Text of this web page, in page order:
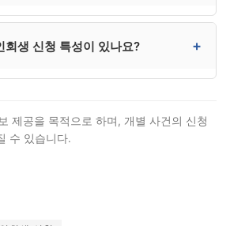
변호사를 추가 선임해야 할 수 있어,
방법원 관할입니다. 다만 대부분
회생 신청 특성이 있나요? +
의 유일한 회생 법원. 다만 법적
체는 전국 동일하므로, 제주
제공을 목적으로 하며, 개별 사건의 신청
수 있습니다.